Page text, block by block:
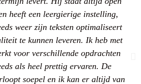
heeft een leergierige instelling,
weer zijn teksten optimaliseert
te kunnen leveren. Ik heb met
voor verschillende opdrachten
als heel prettig ervaren. De
soepel en ik kan er altijd van